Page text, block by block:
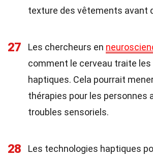
texture des vêtements avant
27 Les chercheurs en
comment le cerveau traite
haptiques. Cela pourrait
thérapies pour les personnes
troubles sensoriels.
28
Les technologies haptiques